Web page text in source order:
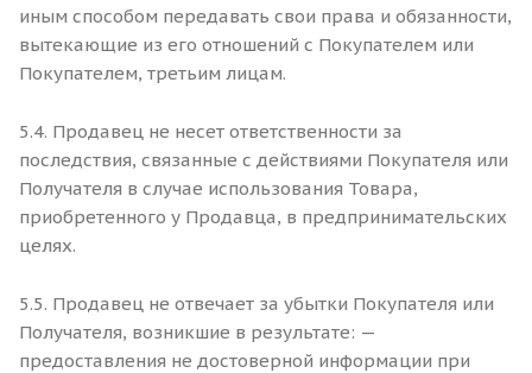
иным способом передавать свои права и обязанности,
вытекающие из его отношений с Покупателем или
Покупателем, третьим лицам.
5.4. Продавец не несет ответственности за
последствия, связанные с действиями Покупателя или
Получателя в случае использования Товара,
приобретенного у Продавца, в предпринимательских
целях.
5.5. Продавец не отвечает за убытки Покупателя или
Получателя, возникшие в результате: —
предоставления не достоверной информации при